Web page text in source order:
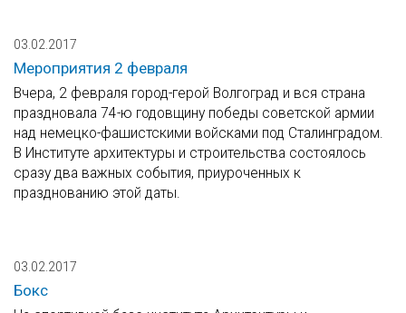
03.02.2017
Мероприятия 2 февраля
Вчера, 2 февраля город-герой Волгоград и вся страна
праздновала 74-ю годовщину победы советской армии
над немецко-фашистскими войсками под Сталинградом.
В Институте архитектуры и строительства состоялось
сразу два важных события, приуроченных к
празднованию этой даты.
03.02.2017
Бокс